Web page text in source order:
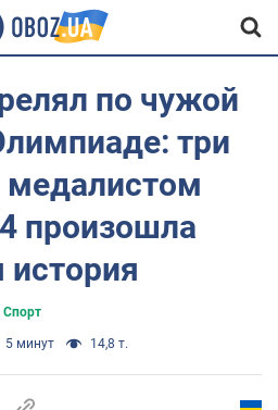
по чужой
три
медалистом
произошла
история
Спорт
5 минут 14,8 т.